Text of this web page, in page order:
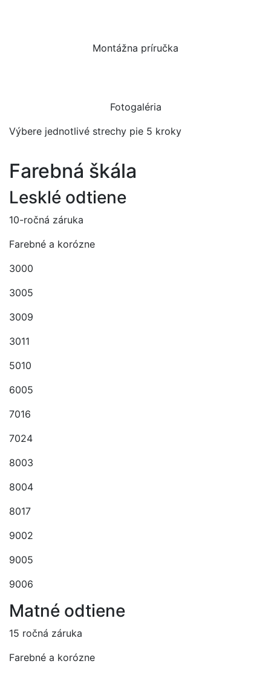
Montážna príručka
Fotogaléria
Výbere jednotlivé strechy pie 5 kroky
Farebná škála
Lesklé odtiene
10-ročná záruka
Farebné a korózne
3000
3005
3009
3011
5010
6005
7016
7024
8003
8004
8017
9002
9005
9006
Matné odtiene
15 ročná záruka
Farebné a korózne